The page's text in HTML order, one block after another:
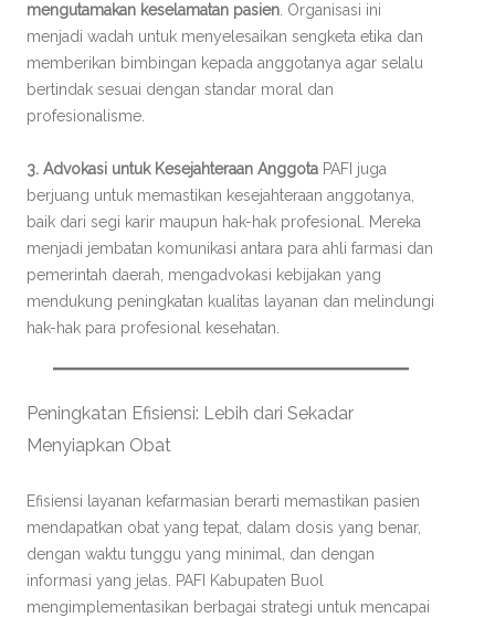
mengutamakan keselamatan pasien. Organisasi ini
menjadi wadah untuk menyelesaikan sengketa etika dan
memberikan bimbingan kepada anggotanya agar selalu
bertindak sesuai dengan standar moral dan
profesionalisme.
3. Advokasi untuk Kesejahteraan Anggota PAFI juga
berjuang untuk memastikan kesejahteraan anggotanya,
baik dari segi karir maupun hak-hak profesional. Mereka
menjadi jembatan komunikasi antara para ahli farmasi dan
pemerintah daerah, mengadvokasi kebijakan yang
mendukung peningkatan kualitas layanan dan melindungi
hak-hak para profesional kesehatan.
Peningkatan Efisiensi: Lebih dari Sekadar
Menyiapkan Obat
Efisiensi layanan kefarmasian berarti memastikan pasien
mendapatkan obat yang tepat, dalam dosis yang benar,
dengan waktu tunggu yang minimal, dan dengan
informasi yang jelas. PAFI Kabupaten Buol
mengimplementasikan berbagai strategi untuk mencapai